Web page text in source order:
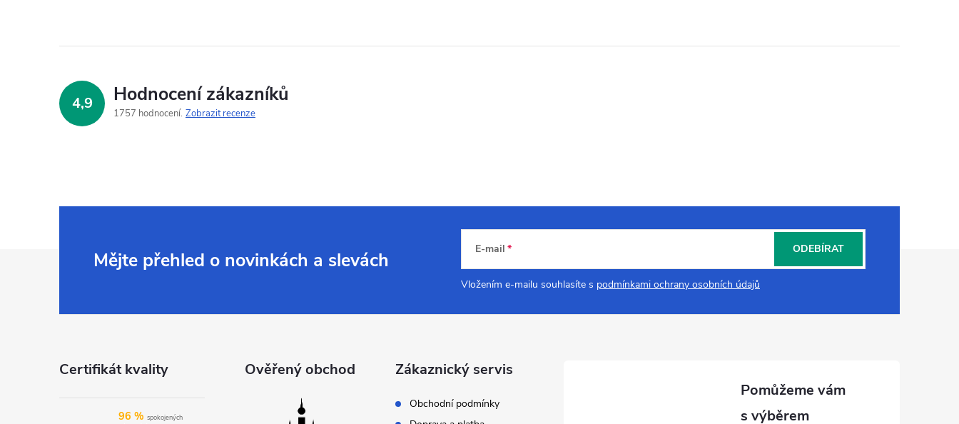
4,9 Hodnocení zákazníků
1757 hodnocení Zobrazit recenze
Mějte přehled o novinkách a slevách E-mail
Vložením e-mailu souhlasíte s podmínkami ochrany osobních údajů
ODEBÍRAT
Certifikát kvality
96 % spokojených
Ověřený obchod Zákaznický servis
Obchodní podmínky